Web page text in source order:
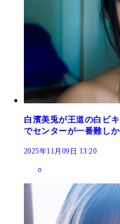
白濱美兎が王道の白ビ
でセンターが一番難しか
2025年11月09日 13:20